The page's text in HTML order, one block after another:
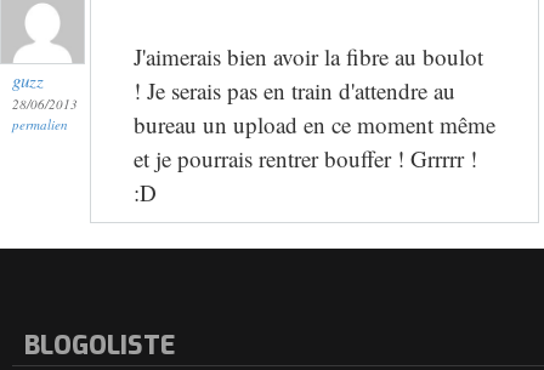
guzz
28/06/2013
permalien
J'aimerais bien avoir la fibre au boulot
! Je serais pas en train d'attendre au
bureau un upload en ce moment même
et je pourrais rentrer bouffer ! Grrrrr !
:D
BLOGOLISTE